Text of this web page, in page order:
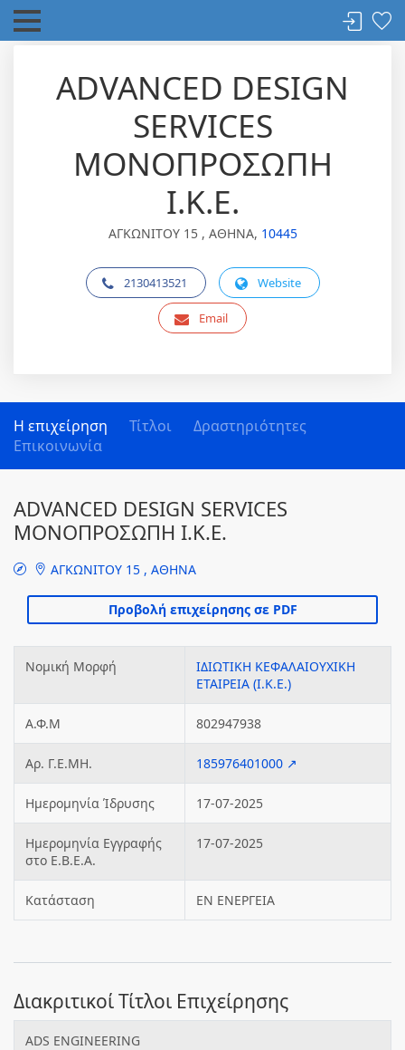
ADVANCED DESIGN
SERVICES
ΜΟΝΟΠΡΟΣΩΠΗ
Ι.Κ.Ε.
ΑΓΚΩΝΙΤΟΥ 15 , ΑΘΗΝΑ, 10445
2130413521 Website
Email
Η επιχείρηση Τίτλοι
Δραστηριότητες
Επικοινωνία
ADVANCED DESIGN SERVICES
ΜΟΝΟΠΡΟΣΩΠΗ Ι.Κ.Ε.
ΑΓΚΩΝΙΤΟΥ 15 , ΑΘΗΝΑ
Νομική Μορφή
ΙΔΙΩΤΙΚΗ ΚΕΦΑΛΑΙΟΥΧΙΚΗ
ΕΤΑΙΡΕΙΑ (Ι.Κ.Ε.)
Α.Φ.Μ 802947938
Αρ. Γ.Ε.ΜΗ. 185976401000 ↗
Ημερομηνία Ίδρυσης 17-07-2025
Ημερομηνία Εγγραφής
στο Ε.Β.Ε.Α.
17-07-2025
Κατάσταση ΕΝ ΕΝΕΡΓΕΙΑ
Διακριτικοί Τίτλοι Επιχείρησης
ADS ENGINEERING